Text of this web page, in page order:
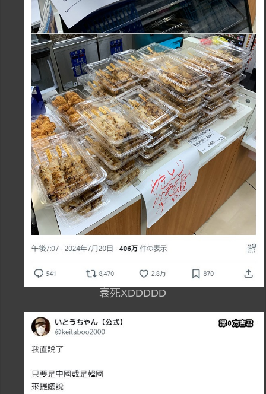
衰死XDDDDD